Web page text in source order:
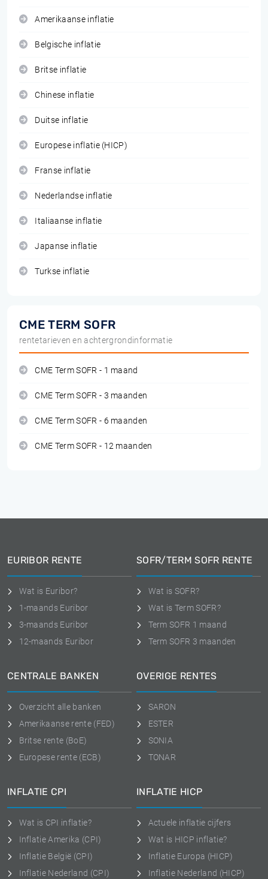
Amerikaanse inflatie
Belgische inflatie
Britse inflatie
Chinese inflatie
Duitse inflatie
Europese inflatie (HICP)
Franse inflatie
Nederlandse inflatie
Italiaanse inflatie
Japanse inflatie
Turkse inflatie
CME TERM SOFR
rentetarieven en achtergrondinformatie
CME Term SOFR - 1 maand
CME Term SOFR - 3 maanden
CME Term SOFR - 6 maanden
CME Term SOFR - 12 maanden
EURIBOR RENTE
Wat is Euribor?
1-maands Euribor
3-maands Euribor
12-maands Euribor
SOFR/TERM SOFR RENTE
Wat is SOFR?
Wat is Term SOFR?
Term SOFR 1 maand
Term SOFR 3 maanden
CENTRALE BANKEN
Overzicht alle banken
Amerikaanse rente (FED)
Britse rente (BoE)
Europese rente (ECB)
OVERIGE RENTES
SARON
ESTER
SONIA
TONAR
INFLATIE CPI
Wat is CPI inflatie?
Inflatie Amerika (CPI)
Inflatie België (CPI)
Inflatie Nederland (CPI)
INFLATIE HICP
Actuele inflatie cijfers
Wat is HICP inflatie?
Inflatie Europa (HICP)
Inflatie Nederland (HICP)